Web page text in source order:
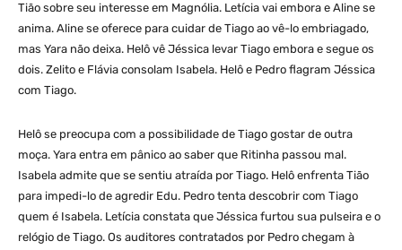
Tião sobre seu interesse em Magnólia. Letícia vai embora e Aline se
anima. Aline se oferece para cuidar de Tiago ao vê-lo embriagado,
mas Yara não deixa. Helô vê Jéssica levar Tiago embora e segue os
dois. Zelito e Flávia consolam Isabela. Helô e Pedro flagram Jéssica
com Tiago.
Helô se preocupa com a possibilidade de Tiago gostar de outra
moça. Yara entra em pânico ao saber que Ritinha passou mal.
Isabela admite que se sentiu atraída por Tiago. Helô enfrenta Tião
para impedi-lo de agredir Edu. Pedro tenta descobrir com Tiago
quem é Isabela. Letícia constata que Jéssica furtou sua pulseira e o
relógio de Tiago. Os auditores contratados por Pedro chegam à